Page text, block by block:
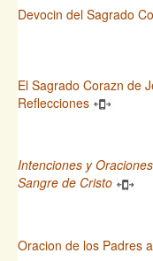
Devocin del Sagrado
El Sagrado Corazn de
Reflecciones
Intenciones y
Sangre de Cristo
Oracion de los Padres